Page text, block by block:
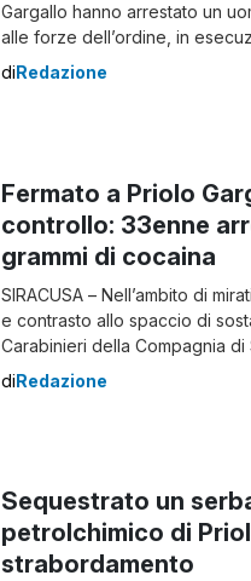
Gargallo hanno arrestato un
alle forze dell’ordine, in
provvedimento di pene
diRedazione
Fermato a Priolo
controllo: 33enne
grammi di cocaina
SIRACUSA – Nell’ambito di
e contrasto allo spaccio di
Carabinieri della Compagnia di
arrestato un 33enne, con
diRedazione
Sequestrato un
petrolchimico di
strabordamento